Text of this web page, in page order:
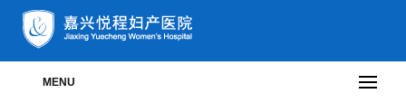
MENU